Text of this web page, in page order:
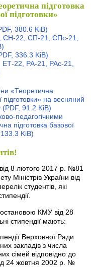
підготовка
підготовки»
380.6 KiB)
СН-22, СП-21, СПс-21,
336.3 KiB)
22, РА-21, РАс-21,
«Теоретична
підготовки» на весняний
(PDF, 91.2 KiB)
педагогічними
підготовка базової
KiB)
від 8 лютого 2017 р. №81
Міністрів України від
студентів, які
постановою КМУ від 28
стипендії мають:
Верховної Ради
закладів з числа
сімей відповідно до
24 жовтня 2002 р. №